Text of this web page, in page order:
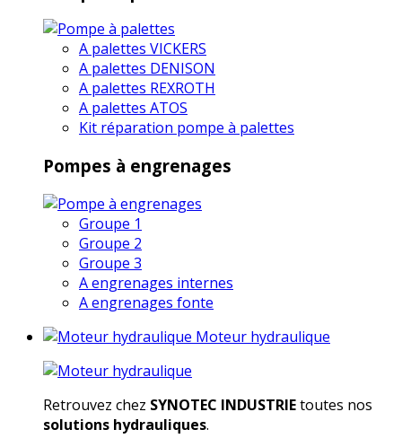
A palettes VICKERS
A palettes DENISON
A palettes REXROTH
A palettes ATOS
Kit réparation pompe à palettes
Pompes à engrenages
Groupe 1
Groupe 2
Groupe 3
A engrenages internes
A engrenages fonte
Moteur hydraulique
Retrouvez chez SYNOTEC INDUSTRIEtoutes nos
solutions hydrauliques.